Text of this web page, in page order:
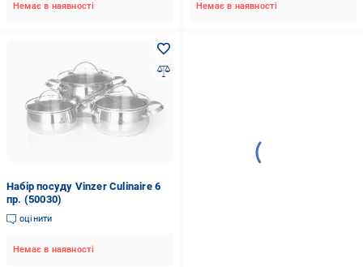
Немає в наявності Немає в наявності
Набір посуду Vinzer Culinaire 6
пр. (50030)
оцінити
Немає в наявності